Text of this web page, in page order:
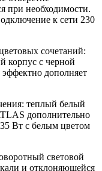
при необходимости.
к сети 230
сочетаний:
корпус с черной
дополняет
теплый белый
дополнительно
Вт с белым цветом
световой
и отклоняющейся